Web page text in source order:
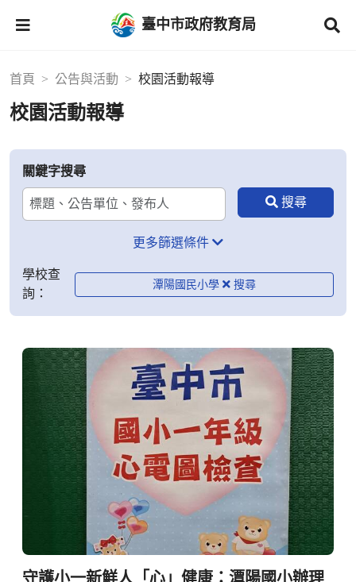
臺中市政府教育局
首頁 公告與活動 校園活動報導
校園活動報導
關鍵字搜尋
更多篩選條件
學校查
詢：
潭陽國民小學
守護小一新鮮人「心」健康：潭陽國小辦理